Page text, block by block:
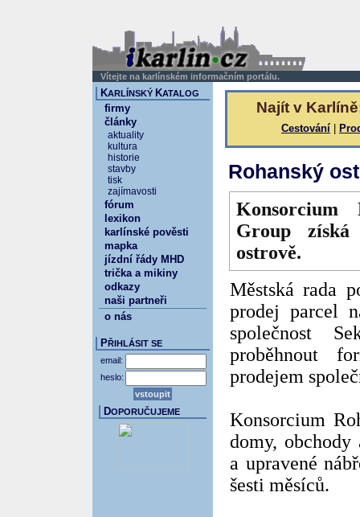
Vítejte na karlínském informačním portálu.
Najít v
Cestování
Rohanský
Konsorcium
Group získá
ostrově.
Městská rada
prodej parcel
společnost
proběhnout
prodejem
Konsorcium
domy,
a upravené
šesti měsíců.
KARLÍNSKÝ KATALOG
firmy
články
aktuality
kultura
historie
stavby
tisk
zajímavosti
fórum
lexikon
karlínské pověsti
mapka
jízdní řády MHD
trička a mikiny
odkazy
naši partneři
o nás
PŘIHLÁSIT SE
email:
heslo:
DOPORUČUJEME